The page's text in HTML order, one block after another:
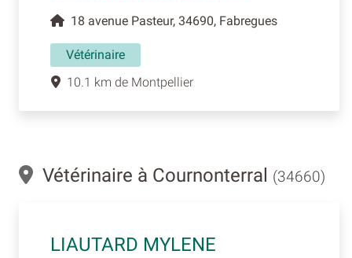
18 avenue Pasteur, 34690, Fabregues
Vétérinaire
10.1 km de Montpellier
Vétérinaire à Cournonterral (34660)
LIAUTARD MYLENE